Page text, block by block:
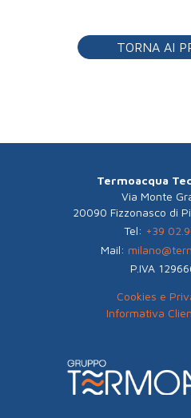
TORNA AI
Termoacqua
Via Monte
20090 Fizzonasco di
Tel: +39
Mail:
P.IVA
Cookies e
Informativa